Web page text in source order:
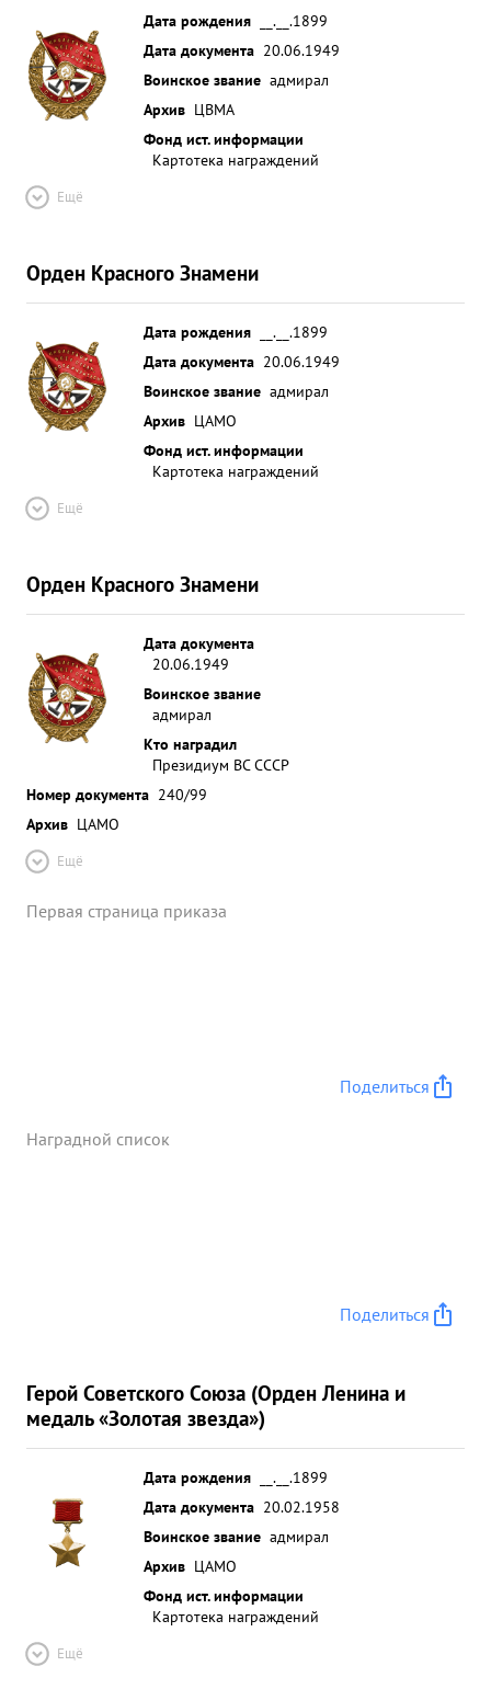
Дата рождения
__.__.1899
Дата документа 20.06.1949
Воинское звание адмирал
Архив ЦВМА
Фонд ист. информации
Картотека награждений
Ещё
Орден Красного Знамени
Дата рождения
__.__.1899
Дата документа 20.06.1949
Воинское звание адмирал
Архив ЦАМО
Фонд ист. информации
Картотека награждений
Ещё
Орден Красного Знамени
Дата документа
20.06.1949
Воинское звание
адмирал
Кто наградил
Президиум ВС СССР
Номер документа 240/99
Архив ЦАМО
Ещё
Первая страница приказа
Поделиться
Наградной список
Поделиться
Герой Советского Союза (Орден Ленина и
медаль «Золотая звезда»)
Дата рождения
__.__.1899
Дата документа 20.02.1958
Воинское звание адмирал
Архив ЦАМО
Фонд ист. информации
Картотека награждений
Ещё